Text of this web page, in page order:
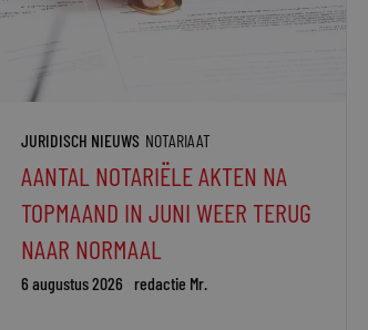
JURIDISCH NIEUWS NOTARIAAT
AANTAL NOTARIËLE AKTEN NA
TOPMAAND IN JUNI WEER TERUG
NAAR NORMAAL
6 augustus 2026 redactie Mr.